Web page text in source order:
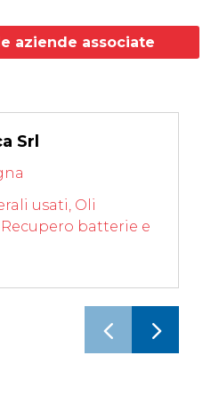
aziende associate
Srl
usati, Oli
Recupero batterie e